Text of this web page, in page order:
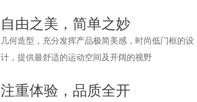
自由之美，简单之妙
几何造型，充分发挥产品极简美感，时尚低门框的设
计，提供最舒适的运动空间及开阔的视野
注重体验，品质全开